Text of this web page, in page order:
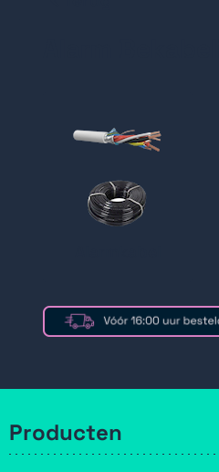
Producten